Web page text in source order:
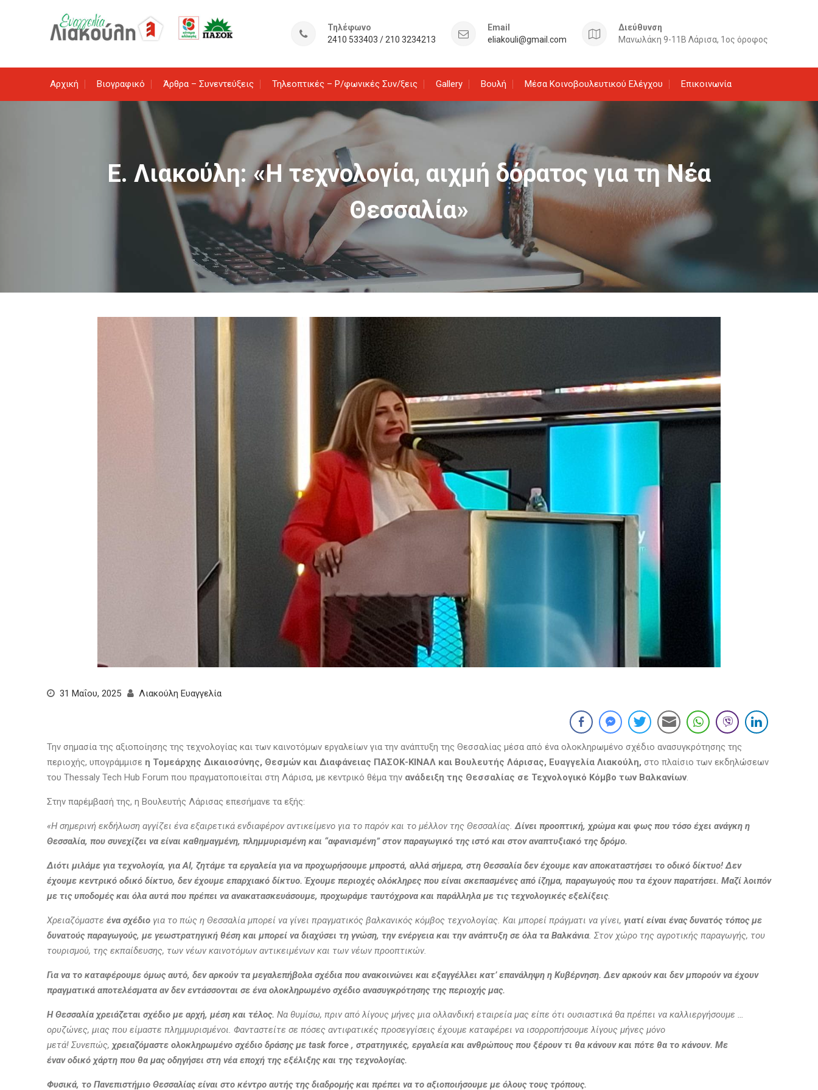
Τηλέφωνο
2410 533403 / 210 3234213
Email
eliakouli@gmail.com
Διεύθυνση
Μανωλάκη 9-11Β Λάρισα, 1ος όροφος
Αρχική Βιογραφικό Άρθρα – Συνεντεύξεις Τηλεοπτικές – Ρ/φωνικές Συν/ξεις Gallery Βουλή Μέσα Κοινοβουλευτικού Ελέγχου Επικοινωνία
Ε. Λιακούλη: «Η τεχνολογία, αιχμή δόρατος για τη Νέα
Θεσσαλία»
31 Μαΐου, 2025 Λιακούλη Ευαγγελία
Την σημασία της αξιοποίησης της τεχνολογίας και των καινοτόμων εργαλείων για την ανάπτυξη της Θεσσαλίας μέσα από ένα ολοκληρωμένο σχέδιο ανασυγκρότησης της
περιοχής, υπογράμμισε η Τομεάρχης Δικαιοσύνης, Θεσμών και Διαφάνειας ΠΑΣΟΚ-ΚΙΝΑΛ και Βουλευτής Λάρισας, Ευαγγελία Λιακούλη, στο πλαίσιο των εκδηλώσεων
του Thessaly Tech Hub Forum που πραγματοποιείται στη Λάρισα, με κεντρικό θέμα την ανάδειξη της Θεσσαλίας σε Τεχνολογικό Κόμβο των Βαλκανίων.
Στην παρέμβασή της, η Βουλευτής Λάρισας επεσήμανε τα εξής:
«Η σημερινή εκδήλωση αγγίζει ένα εξαιρετικά ενδιαφέρον αντικείμενο για το παρόν και το μέλλον της Θεσσαλίας.Δίνει προοπτική, χρώμα και φως που τόσο έχει ανάγκη η
Θεσσαλία, που συνεχίζει να είναι καθημαγμένη, πλημμυρισμένη και “αφανισμένη” στον παραγωγικό της ιστό και στον αναπτυξιακό της δρόμο.
Διότι μιλάμε για τεχνολογία, για AI, ζητάμε τα εργαλεία για να προχωρήσουμε μπροστά, αλλά σήμερα, στη Θεσσαλία δεν έχουμε καν αποκαταστήσει το οδικό δίκτυο! Δεν
έχουμε κεντρικό οδικό δίκτυο, δεν έχουμε επαρχιακό δίκτυο. Έχουμε περιοχές ολόκληρες που είναι σκεπασμένες από ίζημα, παραγωγούς που τα έχουν παρατήσει. Μαζί λοιπόν
με τις υποδομές και όλα αυτά που πρέπει να ανακατασκευάσουμε, προχωράμε ταυτόχρονα και παράλληλα με τις τεχνολογικές εξελίξεις.
Χρειαζόμαστε ένα σχέδιο για το πώς η Θεσσαλία μπορεί να γίνει πραγματικός βαλκανικός κόμβος τεχνολογίας. Και μπορεί πράγματι να γίνει, γιατί είναι ένας δυνατός τόπος με
δυνατούς παραγωγούς, με γεωστρατηγική θέση και μπορεί να διαχύσει τη γνώση, την ενέργεια και την ανάπτυξη σε όλα τα Βαλκάνια. Στον χώρο της αγροτικής παραγωγής, του
τουρισμού, της εκπαίδευσης, των νέων καινοτόμων αντικειμένων και των νέων προοπτικών.
Για να το καταφέρουμε όμως αυτό, δεν αρκούν τα μεγαλεπήβολα σχέδια που ανακοινώνει και εξαγγέλλει κατ’ επανάληψη η Κυβέρνηση. Δεν αρκούν και δεν μπορούν να έχουν
πραγματικά αποτελέσματα αν δεν εντάσσονται σε ένα ολοκληρωμένο σχέδιο ανασυγκρότησης της περιοχής μας.
Η Θεσσαλία χρειάζεται σχέδιο με αρχή, μέση και τέλος. Να θυμίσω, πριν από λίγους μήνες μια ολλανδική εταιρεία μας είπε ότι ουσιαστικά θα πρέπει να καλλιεργήσουμε …
ορυζώνες, μιας που είμαστε πλημμυρισμένοι. Φανταστείτε σε πόσες αντιφατικές προσεγγίσεις έχουμε καταφέρει να ισορροπήσουμε λίγους μήνες μόνο
μετά! Συνεπώς, χρειαζόμαστε ολοκληρωμένο σχέδιο δράσης με task force , στρατηγικές, εργαλεία και ανθρώπους που ξέρουν τι θα κάνουν και πότε θα το κάνουν. Με
έναν οδικό χάρτη που θα μας οδηγήσει στη νέα εποχή της εξέλιξης και της τεχνολογίας.
Φυσικά, το Πανεπιστήμιο Θεσσαλίαςείναι στο κέντρο αυτής τηςδιαδρομήςκαι πρέπει να το αξιοποιήσουμε με όλους τους τρόπους.